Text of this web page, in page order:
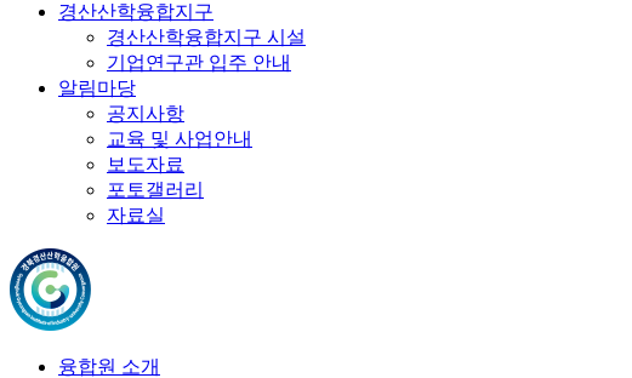
경산산학융합지구
경산산학융합지구 시설
기업연구관 입주 안내
알림마당
공지사항
교육 및 사업안내
보도자료
포토갤러리
자료실
융합원 소개